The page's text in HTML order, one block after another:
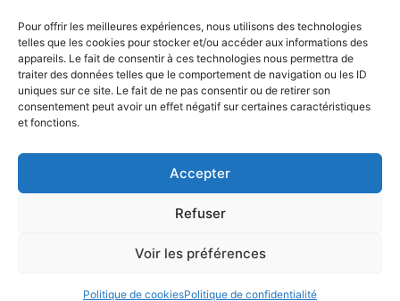
Pour offrir les meilleures expériences, nous utilisons des technologies
telles que les cookies pour stocker et/ou accéder aux informations des
appareils. Le fait de consentir à ces technologies nous permettra de
traiter des données telles que le comportement de navigation ou les ID
uniques sur ce site. Le fait de ne pas consentir ou de retirer son
consentement peut avoir un effet négatif sur certaines caractéristiques
et fonctions.
Accepter
Refuser
Voir les préférences
Politique de cookiesPolitique de confidentialité
2 Zones de saut
Aérodrome de la Tranche sur Mer, route de la
Roche sur Yon 85360 La Tranche sur Mer
Aérodrome des ajoncs, rue Henry Bessemer
85000 la Roche-sur-Yon
Copyright 2023 – Mike Air Parachutisme